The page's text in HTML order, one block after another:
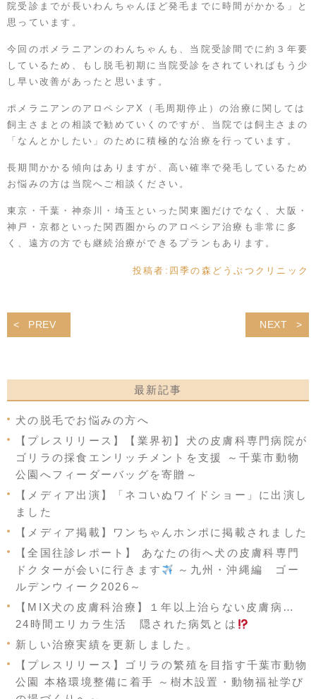
院受診までが長いわんちゃんほど発毛までに時間がかかる」と
思っています。
今回のポメラニアンのわんちゃんも、当院受診間でに約３年要
しているため、もし脱毛初期に当院受診をされていればもう少
し早い改善があったと思います。
ポメラニアンのアロペシアX（毛周期停止）の治療に関しては
飼主さまとの相談で勧めていくのですが、当院では飼主さまの
「なんとかしたい」のために積極的な治療を行っています。
長期間かかる傾向はありますが、高い確率で発毛しているため
お悩みの方は当院へご相談ください。
東京・千葉・神奈川・埼玉といった関東圏だけでなく、大阪・
神戸・京都といった関西圏からのアロペシア治療も非常に多
く、遠方の方でも継続治療ができるプランもあります。
投稿者: 四季の森どうぶつクリニック
PREV NEXT
最新記事
犬の脱毛でお悩みの方へ
【プレスリリース】【業界初】犬の皮膚科専門病院が
ゴリラの採食エンリッチメントを支援 ～千葉市動物
公園へフィーダーバッグを寄贈～
【メディア出演】「ネコいぬワイドショー」に出演し
ました
【メディア掲載】ワンちゃんホンポに掲載されました
【全国往診レポート】 あなたの街へ犬の皮膚科専門
ドクターが会いに行きます
～九州・沖縄編 ゴー
ルデンウィーク2026～
【MIX犬の皮膚科治療】１年以上治らない皮膚病…
24時間エリカラ生活 隠された病気とは
新しい治療実績を更新しました。
【プレスリリース】ゴリラの繁殖を目指す千葉市動物
公園 本格環境整備に着手 ～樹木設置・動物福祉学び